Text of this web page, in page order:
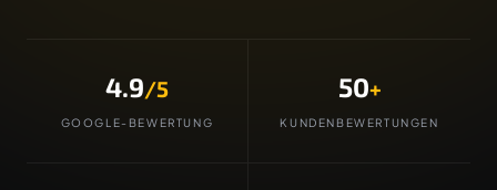
4.9/5
GOOGLE-BEWERTUNG
50+
KUNDENBEWERTUNGEN